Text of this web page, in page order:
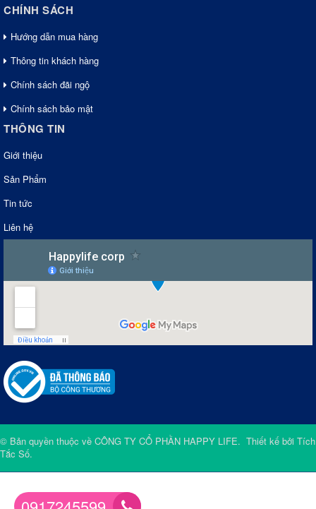
CHÍNH SÁCH
Hướng dẫn mua hàng
Thông tin khách hàng
Chính sách đãi ngộ
Chính sách bảo mật
THÔNG TIN
Giới thiệu
Sản Phẩm
Tin tức
Liên hệ
© Bản quyền thuộc về CÔNG TY CỔ PHẦN HAPPY LIFE. Thiết kế bởi Tích
Tắc Số.